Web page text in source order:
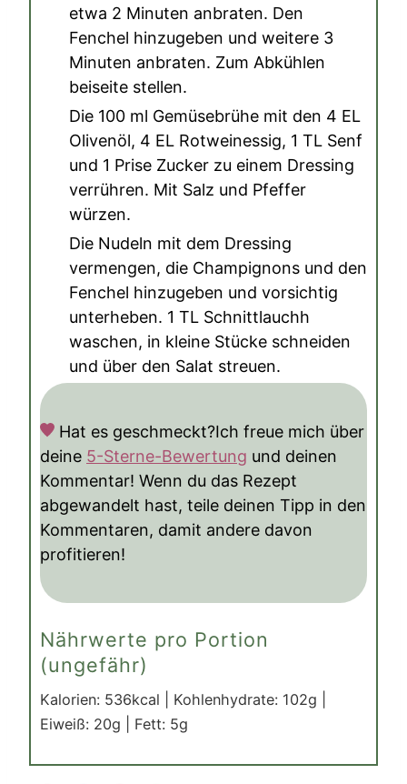
etwa 2 Minuten anbraten. Den
Fenchel hinzugeben und weitere 3
Minuten anbraten. Zum Abkühlen
beiseite stellen.
Die 100 ml Gemüsebrühe mit den 4 EL
Olivenöl, 4 EL Rotweinessig, 1 TL Senf
und 1 Prise Zucker zu einem Dressing
verrühren. Mit Salz und Pfeffer
würzen.
Die Nudeln mit dem Dressing
vermengen, die Champignons und den
Fenchel hinzugeben und vorsichtig
unterheben. 1 TL Schnittlauchh
waschen, in kleine Stücke schneiden
und über den Salat streuen.
Hat es geschmeckt?Ich freue mich über
deine 5-Sterne-Bewertung und deinen
Kommentar! Wenn du das Rezept
abgewandelt hast, teile deinen Tipp in den
Kommentaren, damit andere davon
profitieren!
Nährwerte pro Portion
(ungefähr)
Kalorien: 536kcal Kohlenhydrate: 102g
Eiweiß: 20g Fett: 5g